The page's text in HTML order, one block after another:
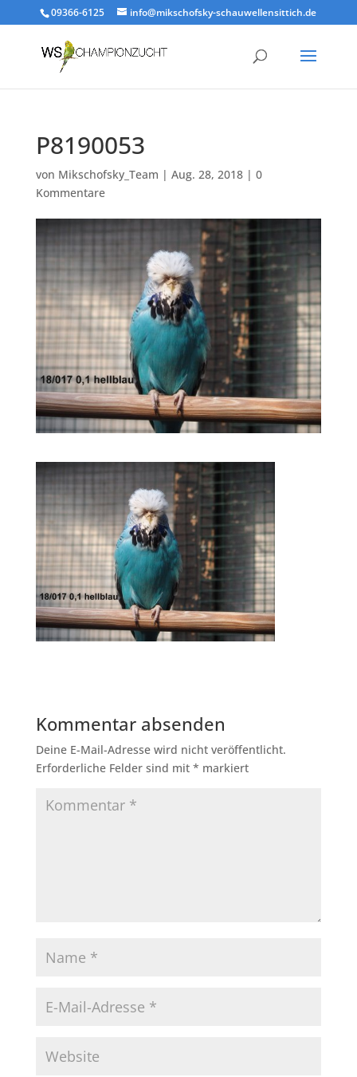
09366-6125 info@mikschofsky-schauwellensittich.de
P8190053
von Mikschofsky_Team | Aug. 28, 2018| 0
Kommentare
Kommentar absenden
Deine E-Mail-Adresse wird nicht veröffentlicht.
Erforderliche Felder sind mit * markiert